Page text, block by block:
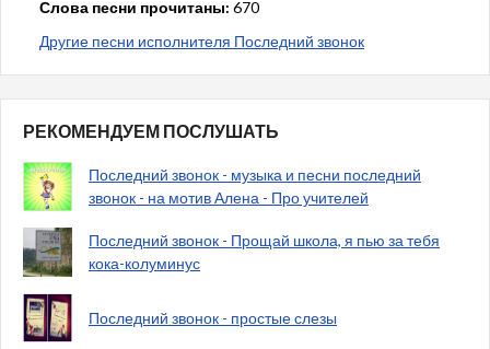
Слова песни прочитаны: 670
Другие песни исполнителя Последний звонок
РЕКОМЕНДУЕМ ПОСЛУШАТЬ
Последний звонок - музыка и песни последний
звонок - на мотив Алена - Про учителей
Последний звонок - Прощай школа, я пью за тебя
кока-колуминус
Последний звонок - простые слезы